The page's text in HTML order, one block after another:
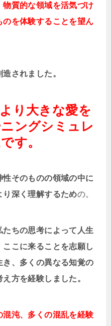
質的な領域を活気づけ
を体験することを望ん
されました。
り大きな愛を
ングシミュレ
す。
性そのものの領域の中に
り深く理解するための。
たちの思考によって人生
こに来ることを志願し
、多くの異なる知覚の
方を経験しました。
沌、多くの混乱を経験